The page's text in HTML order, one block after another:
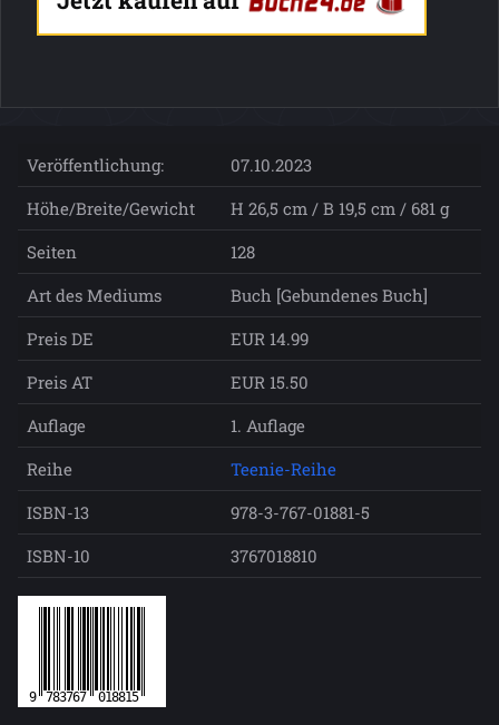
Veröffentlichung:
07.10.2023
Höhe/Breite/Gewicht
H 26,5 cm / B 19,5 cm / 681 g
Seiten
128
Art des Mediums
Buch [Gebundenes Buch]
Preis DE
EUR 14.99
Preis AT
EUR 15.50
Auflage
1. Auflage
Reihe
Teenie-Reihe
ISBN-13
978-3-767-01881-5
ISBN-10
3767018810